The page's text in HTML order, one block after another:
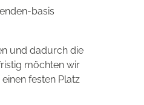
basis
und dadurch die
möchten wir
festen Platz